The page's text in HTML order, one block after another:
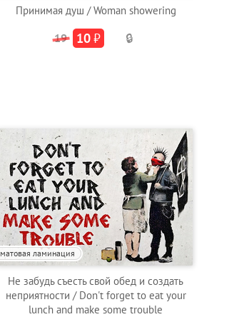
Принимая душ / Woman showering
19 10₽ 🔒
матовая ламинация
Не забудь съесть свой обед и создать
неприятности / Don't forget to eat your
lunch and make some trouble